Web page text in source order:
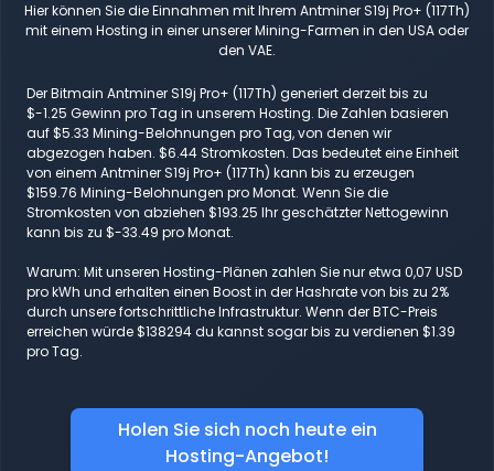
Hier können Sie die Einnahmen mit Ihrem Antminer S19j Pro+ (117Th)
mit einem Hosting in einer unserer Mining-Farmen in den USA oder
den VAE.
Der Bitmain Antminer S19j Pro+ (117Th) generiert derzeit bis zu
$-1.25 Gewinn pro Tag in unserem Hosting. Die Zahlen basieren
auf $5.33 Mining-Belohnungen pro Tag, von denen wir
abgezogen haben. $6.44 Stromkosten. Das bedeutet eine Einheit
von einem Antminer S19j Pro+ (117Th) kann bis zu erzeugen
$159.76 Mining-Belohnungen pro Monat. Wenn Sie die
Stromkosten von abziehen $193.25 Ihr geschätzter Nettogewinn
kann bis zu $-33.49 pro Monat.
Warum: Mit unseren Hosting-Plänen zahlen Sie nur etwa 0,07 USD
pro kWh und erhalten einen Boost in der Hashrate von bis zu 2%
durch unsere fortschrittliche Infrastruktur. Wenn der BTC-Preis
erreichen würde $138294 du kannst sogar bis zu verdienen $1.39
pro Tag.
Holen Sie sich noch heute ein
Hosting-Angebot!